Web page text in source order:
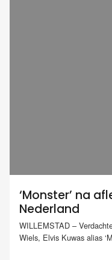
‘Monster’ na
Nederland
WILLEMSTAD –
Wiels, Elvis Kuwas alias